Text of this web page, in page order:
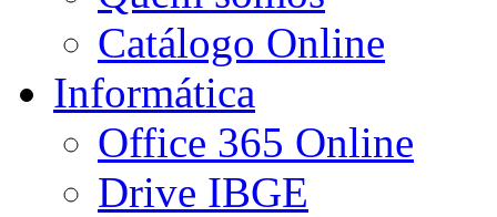
Catálogo Online
Informática
Office 365 Online
Drive IBGE